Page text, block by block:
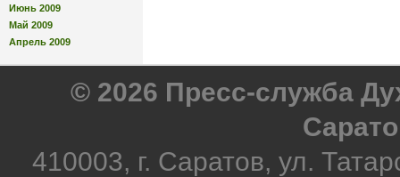
Июнь 2009
Май 2009
Апрель 2009
© 2026 Пресс-служба
410003, г. Саратов, ул.